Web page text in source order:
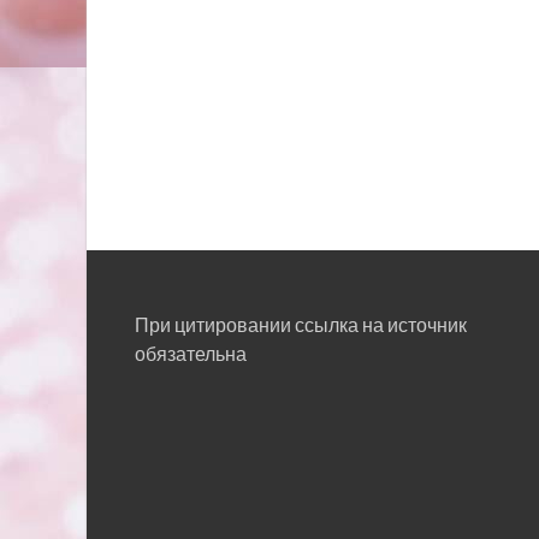
При цитировании ссылка на источник
обязательна